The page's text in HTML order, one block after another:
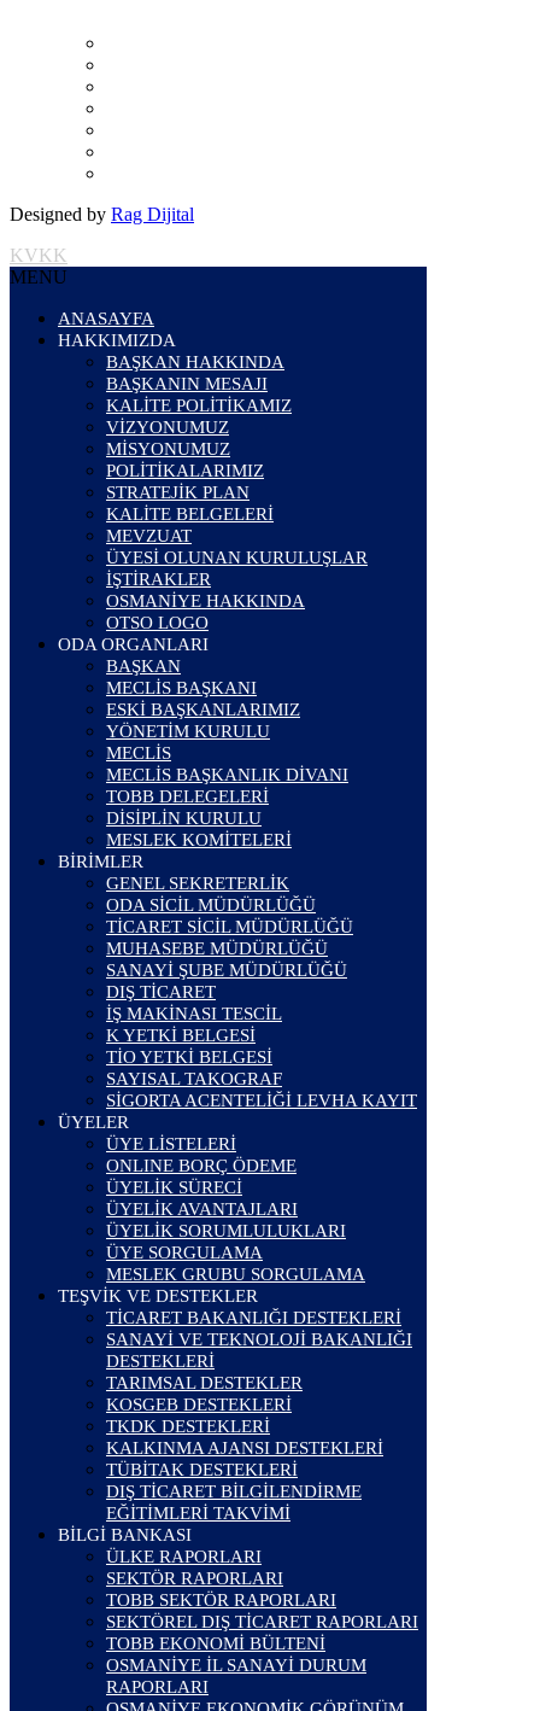
Designed by Rag Dijital
KVKK
MENU
ANASAYFA
HAKKIMIZDA
BAŞKAN HAKKINDA
BAŞKANIN MESAJI
KALİTE POLİTİKAMIZ
VİZYONUMUZ
MİSYONUMUZ
POLİTİKALARIMIZ
STRATEJİK PLAN
KALİTE BELGELERİ
MEVZUAT
ÜYESİ OLUNAN KURULUŞLAR
İŞTİRAKLER
OSMANİYE HAKKINDA
OTSO LOGO
ODA ORGANLARI
BAŞKAN
MECLİS BAŞKANI
ESKİ BAŞKANLARIMIZ
YÖNETİM KURULU
MECLİS
MECLİS BAŞKANLIK DİVANI
TOBB DELEGELERİ
DİSİPLİN KURULU
MESLEK KOMİTELERİ
BİRİMLER
GENEL SEKRETERLİK
ODA SİCİL MÜDÜRLÜĞÜ
TİCARET SİCİL MÜDÜRLÜĞÜ
MUHASEBE MÜDÜRLÜĞÜ
SANAYİ ŞUBE MÜDÜRLÜĞÜ
DIŞ TİCARET
İŞ MAKİNASI TESCİL
K YETKİ BELGESİ
TİO YETKİ BELGESİ
SAYISAL TAKOGRAF
SİGORTA ACENTELİĞİ LEVHA KAYIT
ÜYELER
ÜYE LİSTELERİ
ONLINE BORÇ ÖDEME
ÜYELİK SÜRECİ
ÜYELİK AVANTAJLARI
ÜYELİK SORUMLULUKLARI
ÜYE SORGULAMA
MESLEK GRUBU SORGULAMA
TEŞVİK VE DESTEKLER
TİCARET BAKANLIĞI DESTEKLERİ
SANAYİ VE TEKNOLOJİ BAKANLIĞI
DESTEKLERİ
TARIMSAL DESTEKLER
KOSGEB DESTEKLERİ
TKDK DESTEKLERİ
KALKINMA AJANSI DESTEKLERİ
TÜBİTAK DESTEKLERİ
DIŞ TİCARET BİLGİLENDİRME
EĞİTİMLERİ TAKVİMİ
BİLGİ BANKASI
ÜLKE RAPORLARI
SEKTÖR RAPORLARI
TOBB SEKTÖR RAPORLARI
SEKTÖREL DIŞ TİCARET RAPORLARI
TOBB EKONOMİ BÜLTENİ
OSMANİYE İL SANAYİ DURUM
RAPORLARI